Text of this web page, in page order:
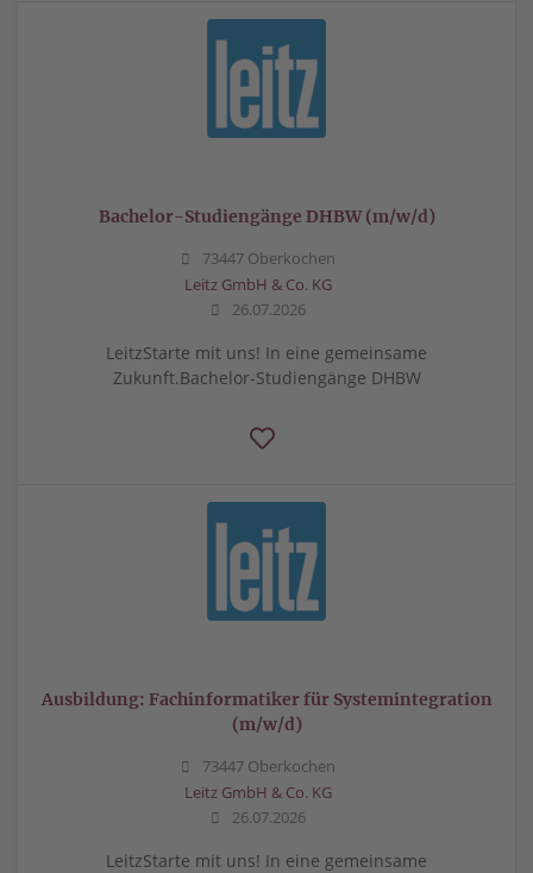
Bachelor-Studiengänge DHBW (m/w/d)
73447 Oberkochen
Leitz GmbH & Co. KG
26.07.2026
LeitzStarte mit uns! In eine gemeinsame
Zukunft.Bachelor-Studiengänge DHBW
Ausbildung: Fachinformatiker für Systemintegration
(m/w/d)
73447 Oberkochen
Leitz GmbH & Co. KG
26.07.2026
LeitzStarte mit uns! In eine gemeinsame